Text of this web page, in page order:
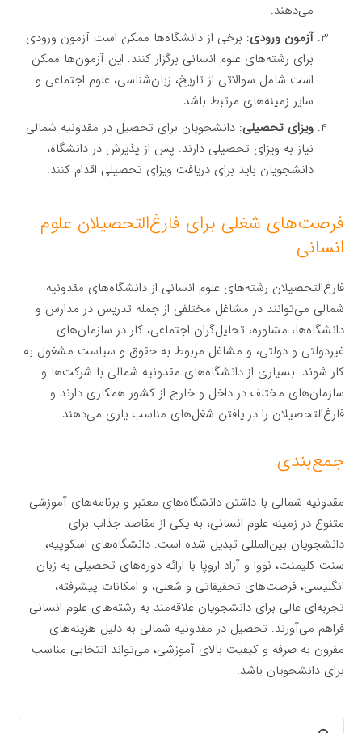
می‌دهند.
آزمون ورودی: برخی از دانشگاه‌ها ممکن است آزمون ورودی
برای رشته‌های علوم انسانی برگزار کنند. این آزمون‌ها ممکن
است شامل سوالاتی از تاریخ، زبان‌شناسی، علوم اجتماعی و
سایر زمینه‌های مرتبط باشد.
ویزای تحصیلی: دانشجویان برای تحصیل در مقدونیه شمالی
نیاز به ویزای تحصیلی دارند. پس از پذیرش در دانشگاه،
دانشجویان باید برای دریافت ویزای تحصیلی اقدام کنند.
فرصت‌های شغلی برای فارغ‌التحصیلان علوم
انسانی
فارغ‌التحصیلان رشته‌های علوم انسانی از دانشگاه‌های مقدونیه
شمالی می‌توانند در مشاغل مختلفی از جمله تدریس در مدارس و
دانشگاه‌ها، مشاوره، تحلیل‌گران اجتماعی، کار در سازمان‌های
غیردولتی و دولتی، و مشاغل مربوط به حقوق و سیاست مشغول به
کار شوند. بسیاری از دانشگاه‌های مقدونیه شمالی با شرکت‌ها و
سازمان‌های مختلف در داخل و خارج از کشور همکاری دارند و
فارغ‌التحصیلان را در یافتن شغل‌های مناسب یاری می‌دهند.
جمع‌بندی
مقدونیه شمالی با داشتن دانشگاه‌های معتبر و برنامه‌های آموزشی
متنوع در زمینه علوم انسانی، به یکی از مقاصد جذاب برای
دانشجویان بین‌المللی تبدیل شده است. دانشگاه‌های اسکوپیه،
سنت کلیمنت، نووا و آزاد اروپا با ارائه دوره‌های تحصیلی به زبان
انگلیسی، فرصت‌های تحقیقاتی و شغلی، و امکانات پیشرفته،
تجربه‌ای عالی برای دانشجویان علاقه‌مند به رشته‌های علوم انسانی
فراهم می‌آورند. تحصیل در مقدونیه شمالی به دلیل هزینه‌های
مقرون به صرفه و کیفیت بالای آموزشی، می‌تواند انتخابی مناسب
برای دانشجویان باشد.
جستجو